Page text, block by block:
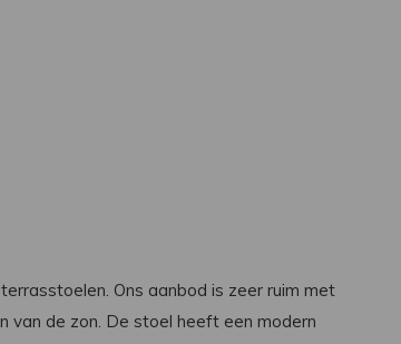
Ons aanbod is zeer ruim met
van de zon. De stoel heeft een modern